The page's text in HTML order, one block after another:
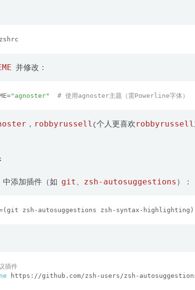
并修改：
"agnoster" # 使用agnoster主题（需Powerline字体）
， robbyrussell(个人更喜欢robbyrussell
中添加插件（如 git zsh-autosuggestions ）：
zsh-autosuggestions zsh-syntax-highlighting)
插件
https://github.com/zsh-users/zsh-